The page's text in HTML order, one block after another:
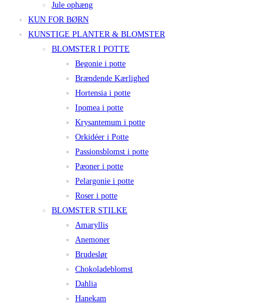
Jule ophæng
KUN FOR BØRN
KUNSTIGE PLANTER & BLOMSTER
BLOMSTER I POTTE
Begonie i potte
Brændende Kærlighed
Hortensia i potte
Ipomea i potte
Krysantemum i potte
Orkidéer i Potte
Passionsblomst i potte
Pæoner i potte
Pelargonie i potte
Roser i potte
BLOMSTER STILKE
Amaryllis
Anemoner
Brudeslør
Chokoladeblomst
Dahlia
Hanekam